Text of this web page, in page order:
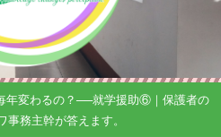
年変わるの？──就学援助⑥｜保護者の
事務主幹が答えます。